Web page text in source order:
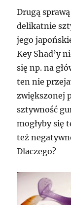
Drugą
delikatnie
jego
Key Shad’y
się np. na
ten nie
zwiększonej
sztywność
mogłyby się
też
Dlaczego?